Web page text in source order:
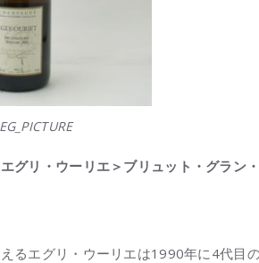
グリ・ウーリエ＞ブリュット・グラン
るエグリ・ウーリエは1990年に4代目